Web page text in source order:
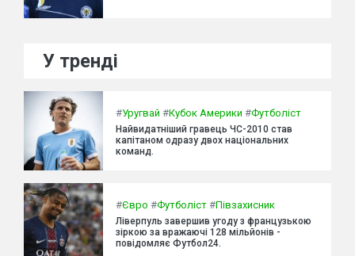
У тренді
#Уругвай #Кубок Америки #Футболіст
Найвидатніший гравець ЧС-2010 став
капітаном одразу двох національних
команд.
#Євро #Футболіст #Півзахисник
Ліверпуль завершив угоду з французькою
зіркою за вражаючі 128 мільйонів -
повідомляє Футбол24.